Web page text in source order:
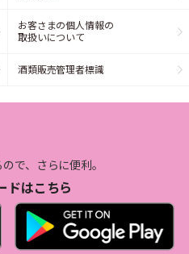
お客さまの個人情報の
取扱いについて
酒類販売管理者標識
で、さらに便利。
ドはこちら